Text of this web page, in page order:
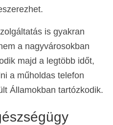
is gyakran
a nagyvárosokban
majd a legtöbb időt,
a műholdas telefon
Államokban tartózkodik.